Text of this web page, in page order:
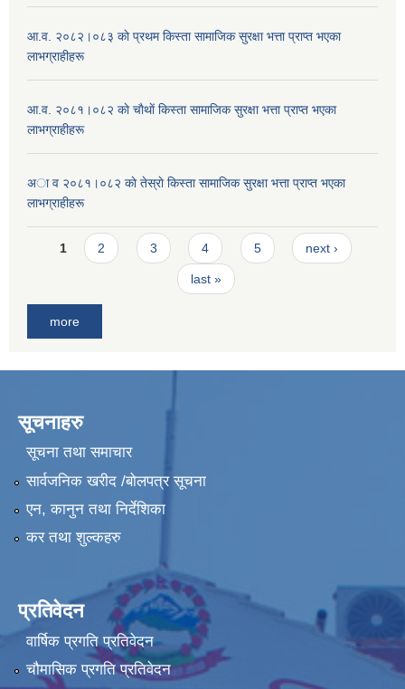
आ.व. २०८२।०८३ काे प्रथम किस्ता सामाजिक सुरक्षा भत्ता प्राप्त भएका
लाभग्राहीहरू
आ.व. २०८१।०८२ काे चाैथाें किस्ता सामाजिक सुरक्षा भत्ता प्राप्त भएका
लाभग्राहीहरू
अा व २०८१।०८२ काे तेस्राे किस्ता सामाजिक सुरक्षा भत्ता प्राप्त भएका
लाभग्राहीहरू
Pages
1 2 3 4 5 next ›
last »
more
सूचनाहरु
सूचना तथा समाचार
सार्वजनिक खरीद /बोलपत्र सूचना
एन, कानुन तथा निर्देशिका
कर तथा शुल्कहरु
प्रतिवेदन
वार्षिक प्रगति प्रतिवेदन
चौमासिक प्रगति प्रतिवेदन